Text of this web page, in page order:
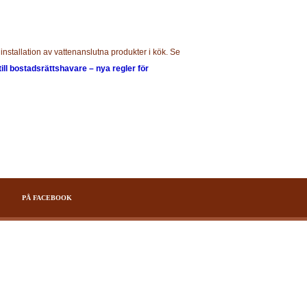
av vattenanslutna produkter i kök. Se
bostadsrättshavare – nya regler för
PÅ FACEBOOK